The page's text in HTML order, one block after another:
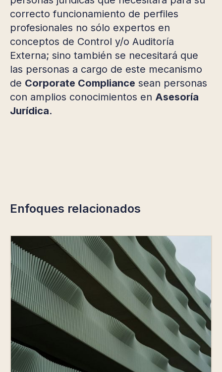
correcto funcionamiento de perfiles
profesionales no sólo expertos en
conceptos de Control y/o Auditoría
Externa; sino también se necesitará que
las personas a cargo de este mecanismo
de Corporate Compliance sean personas
con amplios conocimientos en Asesoría
Jurídica.
Enfoques relacionados